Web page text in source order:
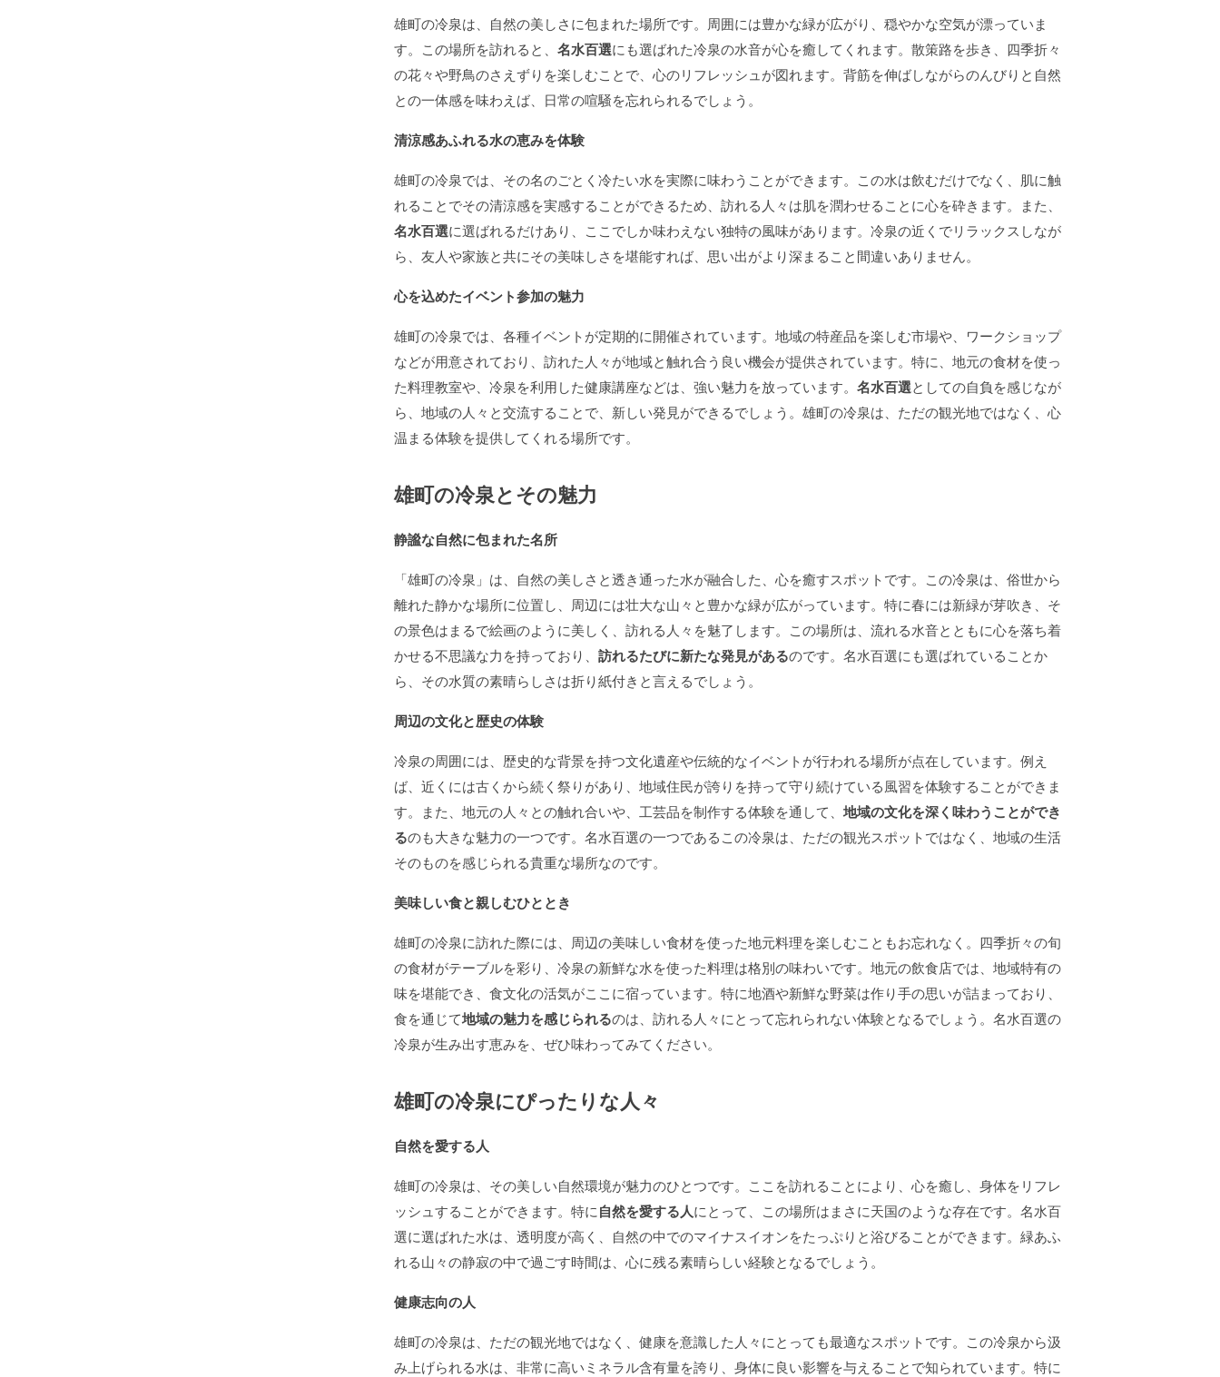
雄町の冷泉は、自然の美しさに包まれた場所です。周囲には豊かな緑が広がり、穏やかな空気が漂っていま
す。この場所を訪れると、 名水百選にも選ばれた冷泉の水音が心を癒してくれます。散策路を歩き、四季折々
の花々や野鳥のさえずりを楽しむことで、心のリフレッシュが図れます。背筋を伸ばしながらのんびりと自然
との一体感を味わえば、日常の喧騒を忘れられるでしょう。
清涼感あふれる水の恵みを体験
雄町の冷泉では、その名のごとく冷たい水を実際に味わうことができます。この水は飲むだけでなく、肌に触
れることでその清涼感を実感することができるため、訪れる人々は肌を潤わせることに心を砕きます。また、
名水百選に選ばれるだけあり、ここでしか味わえない独特の風味があります。冷泉の近くでリラックスしなが
ら、友人や家族と共にその美味しさを堪能すれば、思い出がより深まること間違いありません。
心を込めたイベント参加の魅力
雄町の冷泉では、各種イベントが定期的に開催されています。地域の特産品を楽しむ市場や、ワークショップ
などが用意されており、訪れた人々が地域と触れ合う良い機会が提供されています。特に、地元の食材を使っ
た料理教室や、冷泉を利用した健康講座などは、強い魅力を放っています。 名水百選としての自負を感じなが
ら、地域の人々と交流することで、新しい発見ができるでしょう。雄町の冷泉は、ただの観光地ではなく、心
温まる体験を提供してくれる場所です。
雄町の冷泉とその魅力
静謐な自然に包まれた名所
「雄町の冷泉」は、自然の美しさと透き通った水が融合した、心を癒すスポットです。この冷泉は、俗世から
離れた静かな場所に位置し、周辺には壮大な山々と豊かな緑が広がっています。特に春には新緑が芽吹き、そ
の景色はまるで絵画のように美しく、訪れる人々を魅了します。この場所は、流れる水音とともに心を落ち着
かせる不思議な力を持っており、 訪れるたびに新たな発見があるのです。名水百選にも選ばれていることか
ら、その水質の素晴らしさは折り紙付きと言えるでしょう。
周辺の文化と歴史の体験
冷泉の周囲には、歴史的な背景を持つ文化遺産や伝統的なイベントが行われる場所が点在しています。例え
ば、近くには古くから続く祭りがあり、地域住民が誇りを持って守り続けている風習を体験することができま
す。また、地元の人々との触れ合いや、工芸品を制作する体験を通して、 地域の文化を深く味わうことができ
るのも大きな魅力の一つです。名水百選の一つであるこの冷泉は、ただの観光スポットではなく、地域の生活
そのものを感じられる貴重な場所なのです。
美味しい食と親しむひととき
雄町の冷泉に訪れた際には、周辺の美味しい食材を使った地元料理を楽しむこともお忘れなく。四季折々の旬
の食材がテーブルを彩り、冷泉の新鮮な水を使った料理は格別の味わいです。地元の飲食店では、地域特有の
味を堪能でき、食文化の活気がここに宿っています。特に地酒や新鮮な野菜は作り手の思いが詰まっており、
食を通じて地域の魅力を感じられるのは、訪れる人々にとって忘れられない体験となるでしょう。名水百選の
冷泉が生み出す恵みを、ぜひ味わってみてください。
雄町の冷泉にぴったりな人々
自然を愛する人
雄町の冷泉は、その美しい自然環境が魅力のひとつです。ここを訪れることにより、心を癒し、身体をリフレ
ッシュすることができます。特に自然を愛する人にとって、この場所はまさに天国のような存在です。名水百
選に選ばれた水は、透明度が高く、自然の中でのマイナスイオンをたっぷりと浴びることができます。緑あふ
れる山々の静寂の中で過ごす時間は、心に残る素晴らしい経験となるでしょう。
健康志向の人
雄町の冷泉は、ただの観光地ではなく、健康を意識した人々にとっても最適なスポットです。この冷泉から汲
み上げられる水は、非常に高いミネラル含有量を誇り、身体に良い影響を与えることで知られています。特に